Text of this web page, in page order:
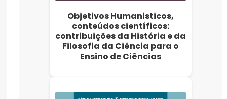
Objetivos Humanisticos,
conteúdos científicos:
contribuições da História e da
Filosofia da Ciência para o
Ensino de Ciências